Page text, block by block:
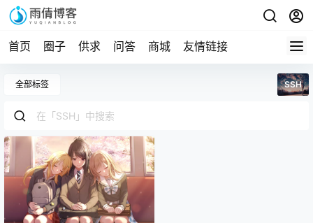
首页 圈子 供求 问答 商城 友情链接
全部标签 SSH